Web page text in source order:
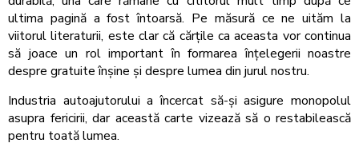
ultima pagină a fost întoarsă. Pe măsură ce ne uităm la
viitorul literaturii, este clar că cărțile ca aceasta vor continua
să joace un rol important în formarea înțelegerii noastre
despre gratuite înșine și despre lumea din jurul nostru.
Industria autoajutorului a încercat să-și asigure monopolul
asupra fericirii, dar această carte vizează să o restabilească
pentru toată lumea.